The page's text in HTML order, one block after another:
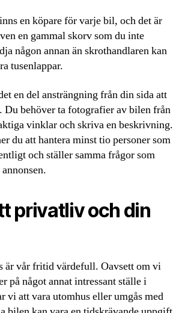
en köpare för varje bil, och det är
en gammal skorv som du inte
någon annan än skrothandlaren kan
tusenlappar.
en del ansträngning från din sida att
Du behöver ta fotografier av bilen från
vinklar och skriva en beskrivning.
du att hantera minst tio personer som
och ställer samma frågor som
privatliv och din
är vår fritid värdefull. Oavsett om vi
på något annat intressant ställe i
vi att vara utomhus eller umgås med